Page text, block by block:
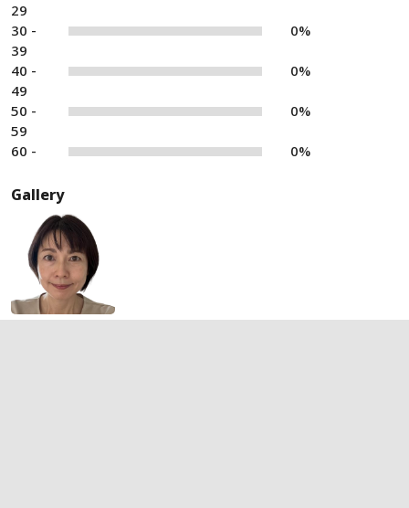
29
30 -
39
0%
40 -
49
0%
50 -
59
0%
60 - 0%
Gallery